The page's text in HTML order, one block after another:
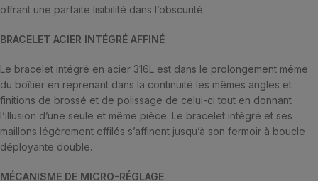
offrant une parfaite lisibilité dans l’obscurité.
BRACELET ACIER INTÉGRÉ AFFINÉ
Le bracelet intégré en acier 316L est dans le prolongement même
du boîtier en reprenant dans la continuité les mêmes angles et
finitions de brossé et de polissage de celui-ci tout en donnant
l’illusion d’une seule et même pièce. Le bracelet intégré et ses
maillons légèrement effilés s’affinent jusqu’à son fermoir à boucle
déployante double.
MÉCANISME DE MICRO-RÉGLAGE